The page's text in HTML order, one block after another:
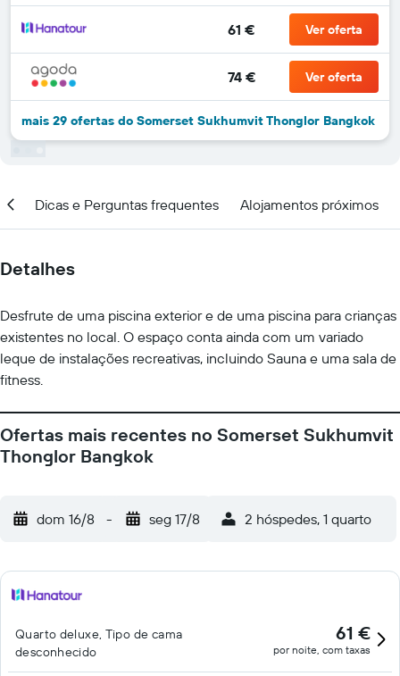
61 € Ver oferta
74 € Ver oferta
mais 29 ofertas do Somerset Sukhumvit Thonglor Bangkok
Dicas e Perguntas frequentes Alojamentos próximos
Detalhes
Desfrute de uma piscina exterior e de uma piscina para crianças
existentes no local. O espaço conta ainda com um variado
leque de instalações recreativas, incluindo Sauna e uma sala de
fitness.
Ofertas mais recentes no Somerset Sukhumvit
Thonglor Bangkok
dom 16/8 - seg 17/8 2 hóspedes, 1 quarto
Quarto deluxe, Tipo de cama
desconhecido
61 €
por noite, com taxas